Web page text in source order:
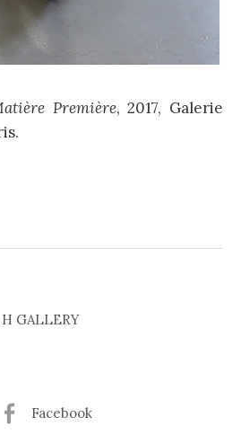
Première, 2017, Galerie
H GALLERY
Facebook